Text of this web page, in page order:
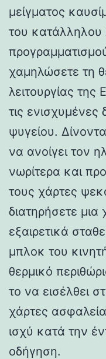
μείγματος
του κατάλληλου
χαμηλώσετε τη
λειτουργίας της
τις
ψυγείου.
να ανοίγει τον
νωρίτερα και
τους χάρτες
διατηρήσετε
εξαιρετικά
μπλοκ του
θερμικό
το να εισέλθει
χάρτες
ισχύ κατά την
οδήγηση.